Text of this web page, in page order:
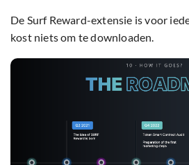
De Surf Reward-extensie is voor
kost niets om te downloaden.